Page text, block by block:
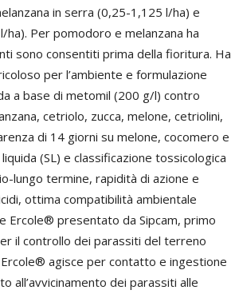
in serra (0,25-1,125 l/ha) e
Per pomodoro e melanzana ha
sono consentiti prima della fioritura. Ha
per l’ambiente e formulazione
a base di metomil (200 g/l) contro
cetriolo, zucca, melone, cetriolini,
di 14 giorni su melone, cocomero e
(SL) e classificazione tossicologica
lungo termine, rapidità di azione e
ottima compatibilità ambientale
Ercole® presentato da Sipcam, primo
il controllo dei parassiti del terreno
agisce per contatto e ingestione
dei parassiti alle